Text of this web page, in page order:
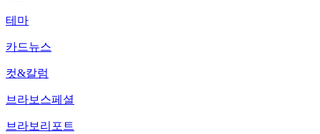
테마
카드뉴스
컷&칼럼
브라보스페셜
브라보리포트